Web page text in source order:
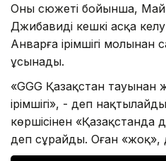
Оның сюжеті бойынша, Майк
Джибавиді кешкі асқа
Анварға ірімшігі молынан
ұсынады.
«GGG Қазақстан тауынан
ірімшігі», - деп
көршісінен «Қазақстанда
деп сұрайды. Оған «жоқ»,